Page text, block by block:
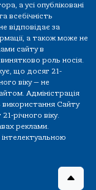
а усі опубліковані
всебічність
відповідає за
а також може не
сайту в
роль носія.
що досяг 21-
віку — не
Адміністрація
використання Сайту
річного віку.
реклами.